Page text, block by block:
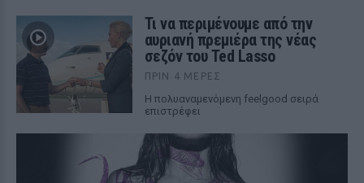
Τι να περιμένουμε από την
αυριανή πρεμιέρα της νέας
σεζόν του Ted Lasso
ΠΡΙΝ 4 ΜΈΡΕΣ
Η πολυαναμενόμενη feelgood σειρά
επιστρέφει